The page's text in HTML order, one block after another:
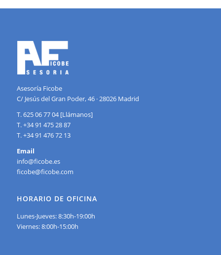
Asesoría Ficobe
C/ Jesús del Gran Poder, 46 · 28026 Madrid
T. 625 06 77 04 [Llámanos]
T. +34 91 475 28 87
T. +34 91 476 72 13
Email
info@ficobe.es
ficobe@ficobe.com
HORARIO DE OFICINA
Lunes-Jueves: 8:30h-19:00h
Viernes: 8:00h-15:00h